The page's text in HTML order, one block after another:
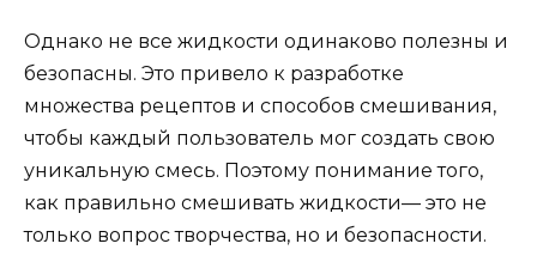
Однако не все жидкости одинаково полезны и
безопасны. Это привело к разработке
множества рецептов и способов смешивания,
чтобы каждый пользователь мог создать свою
уникальную смесь. Поэтому понимание того,
как правильно смешивать жидкости— это не
только вопрос творчества, но и безопасности.